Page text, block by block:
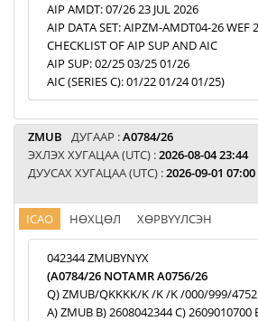
AIP AMDT: 07/26 23 JUL 2026
AIP DATA SET: AIPZM-AMDT04-26 WEF
CHECKLIST OF AIP SUP AND AIC
AIP SUP: 02/25 03/25 01/26
AIC (SERIES C): 01/22 01/24 01/25)
ZMUB ДУГААР :A0784/26
ЭХЛЭХ ХУГАЦАА (UTC) :2026-08-04 23:44
ДУУСАХ ХУГАЦАА (UTC) :2026-09-01 07:00
ICAO НӨХЦӨЛ ХӨРВҮҮЛСЭН
042344 ZMUBYNYX
(A0784/26 NOTAMR A0756/26
Q) ZMUB/QKKKK/K /K /K /000/999/
A) ZMUB B) 2608042344 C) 2609010700